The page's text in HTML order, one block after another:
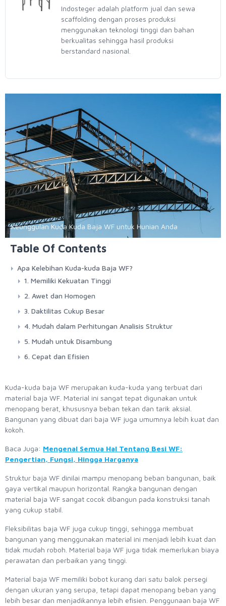
Indosteger adalah platform jual dan sewa
scaffolding dengan proses produksi
menggunakan teknologi tinggi dan bahan
berkualitas sehingga hasil produksi
berstandard nasional.
Keunggulan Kuda Kuda Baja WF untuk Hunian Anda
Table Of Contents
Apa Kelebihan Kuda-kuda Baja WF?
1. Memiliki Kekuatan Tinggi
2. Awet dan Homogen
3. Daktilitas Cukup Besar
4. Mudah dalam Perhitungan Analisis Struktur
5. Mudah untuk Disambung
6. Cepat dan Efisien
Kuda-kuda baja WF merupakan kuda-kuda yang terbuat dari
material baja WF. Material ini sangat tepat digunakan untuk
menopang berat, khususnya beban tekan dan tarik aksial.
Bangunan yang dibuat dari baja WF juga umumnya lebih kuat dan
kokoh.
Baca Juga: Mengenal Semua Hal Tentang Besi WF:
Pengertian, Fungsi, Hingga Harganya
Struktur baja WF dinilai mampu menopang beban bangunan, baik
gaya vertikal maupun horizontal. Rangka bangunan dengan
material baja WF sangat cocok dibangun pada konstruksi tanah
yang cukup stabil.
Fleksibilitas baja WF juga cukup tinggi, sehingga membuat
bangunan yang menggunakan material ini menjadi lebih kuat dan
tidak mudah roboh. Material baja WF juga tidak memerlukan biaya
perawatan dan perbaikan yang tinggi.
Material baja WF memiliki bobot kurang dari satu balok persegi
dengan ukuran yang serupa, tetapi dapat menopang beban yang
lebih besar dan menjadikannya lebih efisien. Penggunaan baja WF